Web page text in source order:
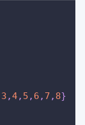
3 ,4, 5 , 6 , 7 , 8}